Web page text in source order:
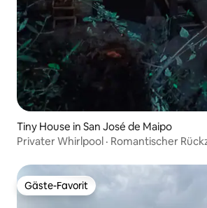
Tiny House in San José de Maipo
Privater Whirlpool · Romantischer
Gäste-Favorit
Gäste-Favorit